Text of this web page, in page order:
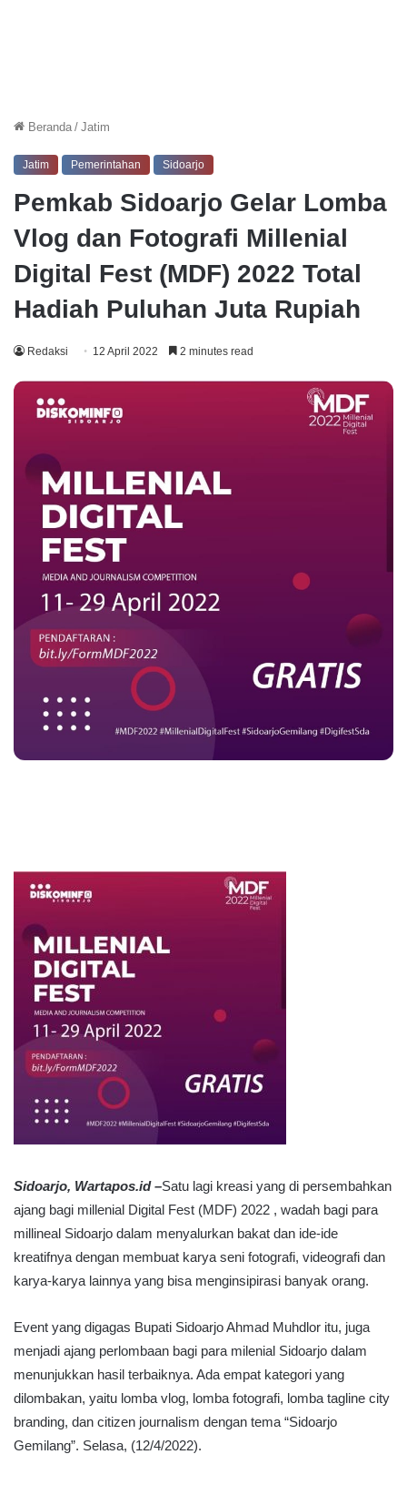
Beranda / Jatim
Jatim Pemerintahan Sidoarjo
Pemkab Sidoarjo Gelar Lomba
Vlog dan Fotografi Millenial
Digital Fest (MDF) 2022 Total
Hadiah Puluhan Juta Rupiah
Redaksi 12 April 2022 2 minutes read
Sidoarjo, Wartapos.id –Satu lagi kreasi yang di persembahkan
ajang bagi millenial Digital Fest (MDF) 2022 , wadah bagi para
millineal Sidoarjo dalam menyalurkan bakat dan ide-ide
kreatifnya dengan membuat karya seni fotografi, videografi dan
karya-karya lainnya yang bisa menginsipirasi banyak orang.
Event yang digagas Bupati Sidoarjo Ahmad Muhdlor itu, juga
menjadi ajang perlombaan bagi para milenial Sidoarjo dalam
menunjukkan hasil terbaiknya. Ada empat kategori yang
dilombakan, yaitu lomba vlog, lomba fotografi, lomba tagline city
branding, dan citizen journalism dengan tema “Sidoarjo
Gemilang”. Selasa, (12/4/2022).